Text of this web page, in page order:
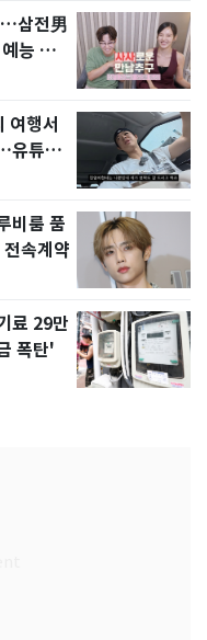
삼전男
능 화
여행서
유튜브
비룸 품
속계약
료 29만
폭탄'